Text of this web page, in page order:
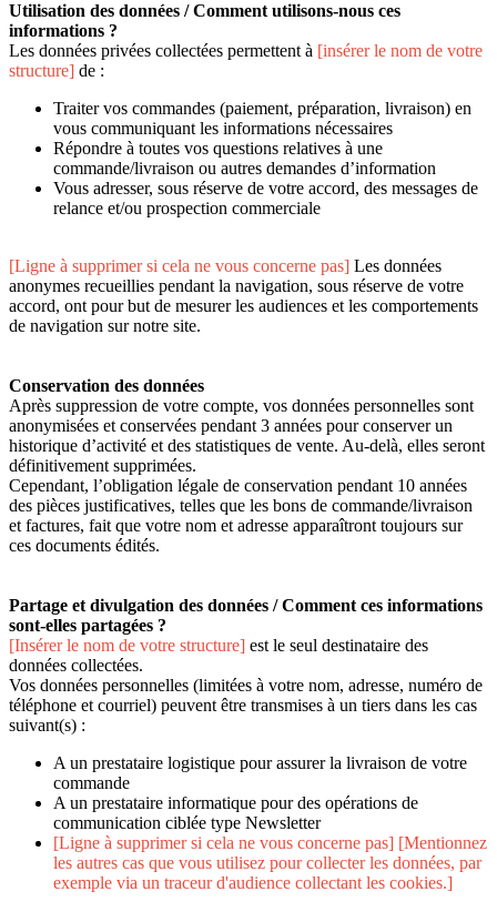
Utilisation des données / Comment utilisons-nous ces
informations ?
Les données privées collectées permettent à [insérer le nom de votre
structure] de :
Traiter vos commandes (paiement, préparation, livraison) en
vous communiquant les informations nécessaires
Répondre à toutes vos questions relatives à une
commande/livraison ou autres demandes d’information
Vous adresser, sous réserve de votre accord, des messages de
relance et/ou prospection commerciale
[Ligne à supprimer si cela ne vous concerne pas] Les données
anonymes recueillies pendant la navigation, sous réserve de votre
accord, ont pour but de mesurer les audiences et les comportements
de navigation sur notre site.
Conservation des données
Après suppression de votre compte, vos données personnelles sont
anonymisées et conservées pendant 3 années pour conserver un
historique d’activité et des statistiques de vente. Au-delà, elles seront
définitivement supprimées.
Cependant, l’obligation légale de conservation pendant 10 années
des pièces justificatives, telles que les bons de commande/livraison
et factures, fait que votre nom et adresse apparaîtront toujours sur
ces documents édités.
Partage et divulgation des données / Comment ces informations
sont-elles partagées ?
[Insérer le nom de votre structure] est le seul destinataire des
données collectées.
Vos données personnelles (limitées à votre nom, adresse, numéro de
téléphone et courriel) peuvent être transmises à un tiers dans les cas
suivant(s) :
A un prestataire logistique pour assurer la livraison de votre
commande
A un prestataire informatique pour des opérations de
communication ciblée type Newsletter
[Ligne à supprimer si cela ne vous concerne pas] [Mentionnez
les autres cas que vous utilisez pour collecter les données, par
exemple via un traceur d'audience collectant les cookies.]